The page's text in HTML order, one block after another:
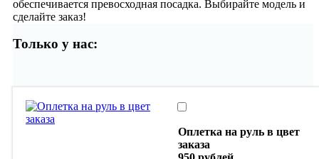
обеспечивается превосходная посадка. Выбирайте модель и
сделайте заказ!
Только у нас:
Оплетка на руль в цвет
заказа